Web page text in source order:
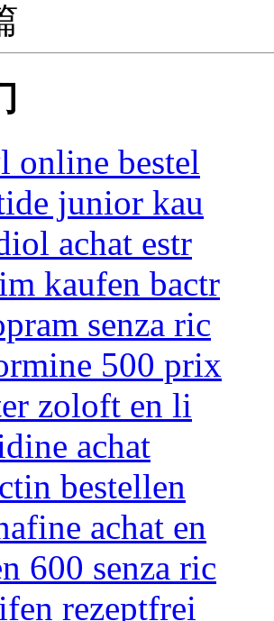
online bestel
junior kau
achat estr
kaufen bactr
senza ric
500 prix
zoloft en li
achat
bestellen
achat en
600 senza ric
rezeptfrei